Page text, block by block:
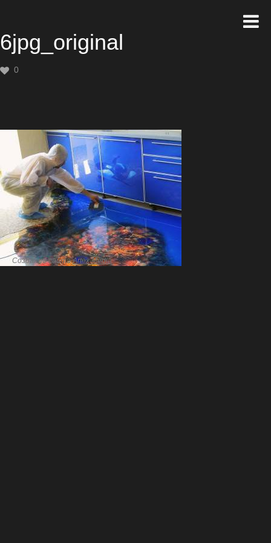
6jpg_original
0
Создание сайтаArtex Media